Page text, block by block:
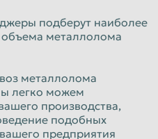
подберут наиболее
металлолома
металлолома
легко можем
производства,
подобных
предприятия